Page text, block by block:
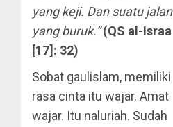
yang keji. Dan suatu jalan
yang buruk.” (QS al-Israa
[17]: 32)
Sobat gaulislam, memiliki
rasa cinta itu wajar. Amat
wajar. Itu naluriah. Sudah